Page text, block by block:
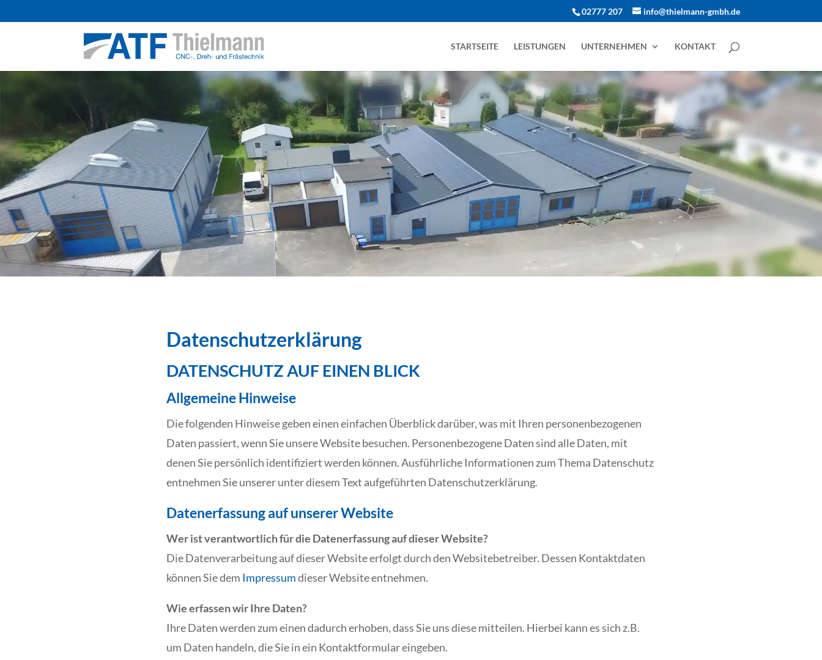
02777 207 info@thielmann-gmbh.de
STARTSEITE LEISTUNGEN UNTERNEHMEN KONTAKT
Datenschutzerklärung
DATENSCHUTZ AUF EINEN BLICK
Allgemeine Hinweise
Die folgenden Hinweise geben einen einfachen Überblick darüber, was mit Ihren personenbezogenen
Daten passiert, wenn Sie unsere Website besuchen. Personenbezogene Daten sind alle Daten, mit
denen Sie persönlich identifiziert werden können. Ausführliche Informationen zum Thema Datenschutz
entnehmen Sie unserer unter diesem Text aufgeführten Datenschutzerklärung.
Datenerfassung auf unserer Website
Wer ist verantwortlich für die Datenerfassung auf dieser Website?
Die Datenverarbeitung auf dieser Website erfolgt durch den Websitebetreiber. Dessen Kontaktdaten
können Sie dem Impressumdieser Website entnehmen.
Wie erfassen wir Ihre Daten?
Ihre Daten werden zum einen dadurch erhoben, dass Sie uns diese mitteilen. Hierbei kann es sich z.B.
um Daten handeln, die Sie in ein Kontaktformular eingeben.